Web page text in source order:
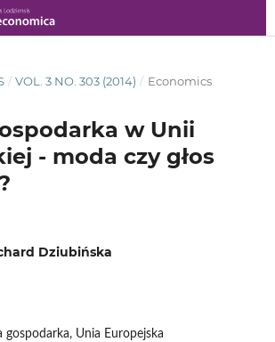
/ VOL. 3 NO. 303 (2014) / Economics
w Unii
- moda czy głos
Dziubińska
gospodarka, Unia Europejska